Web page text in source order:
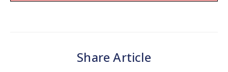
Share Article